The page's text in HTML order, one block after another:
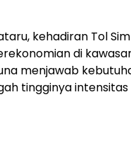
kehadiran Tol
di
menjawab
tingginya intensitas